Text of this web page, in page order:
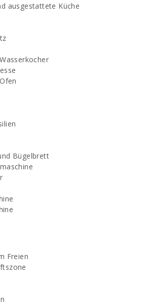
ausgestattete Küche
Bügelbrett
Freien